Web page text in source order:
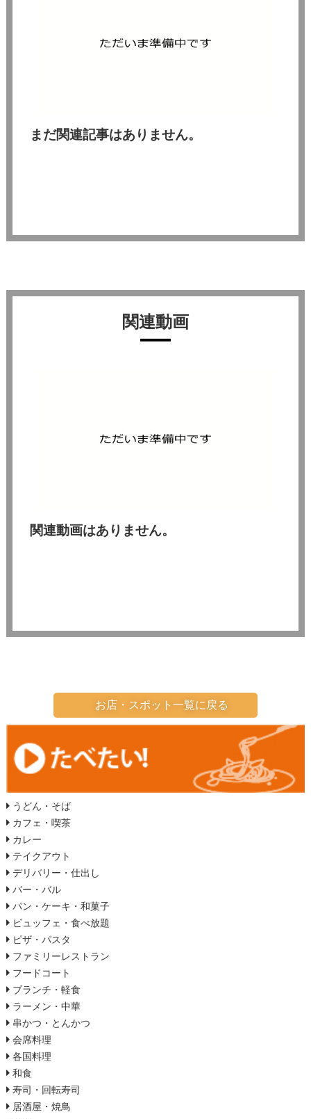
まだ関連記事はありません。
関連動画
関連動画はありません。
お店・スポット一覧に戻る
うどん・そば
カフェ・喫茶
カレー
テイクアウト
デリバリー・仕出し
バー・バル
パン・ケーキ・和菓子
ビュッフェ・食べ放題
ピザ・パスタ
ファミリーレストラン
フードコート
ブランチ・軽食
ラーメン・中華
串かつ・とんかつ
会席料理
各国料理
和食
寿司・回転寿司
居酒屋・焼鳥